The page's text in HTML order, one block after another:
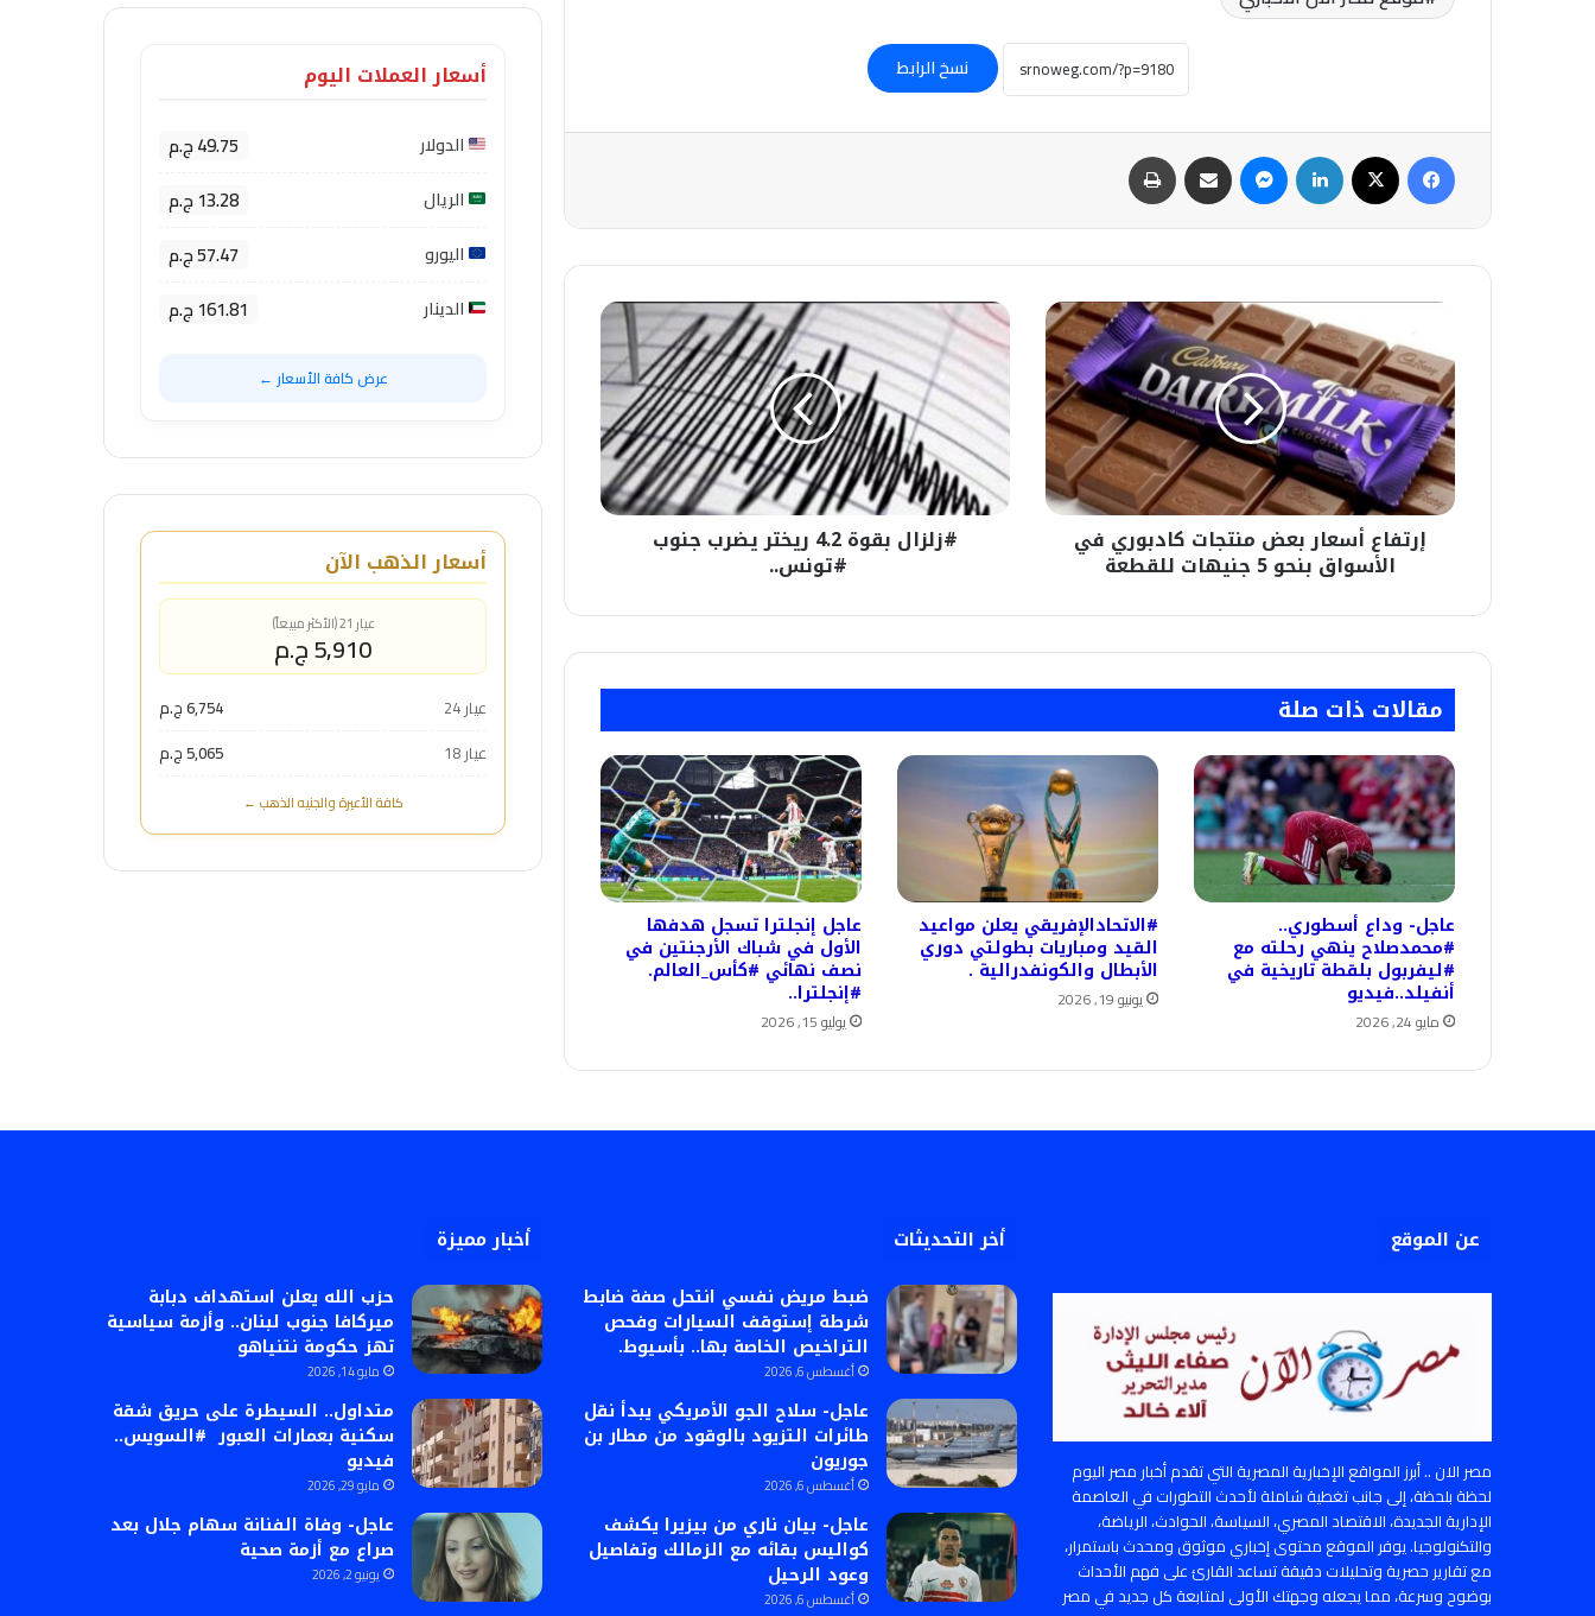
نسخ الرابط
فيسبوك لينكدإن ماسنجر مشاركة عبر البريد
إرتفاع
بعض
منتجات
كادبوري
في
الأسواق
بنحو
5
جنيهات
للقطعة
إرتفاع أسعار بعض منتجات كادبوري في
الأسواق بنحو 5 جنيهات للقطعة
#زلزال
بقوة
4.2
ريختر
يضرب
جنوب
#تونس..
#زلزال بقوة 4.2 ريختر يضرب جنوب
#تونس..
مقالات ذات صلة
عاجل- وداع أسطوري..
#محمدصلاح ينهي رحلته مع
#ليفربول بلقطة تاريخية في
أنفيلد..فيديو
مايو 24, 2026
#الاتحادالإفريقي يعلن مواعيد
القيد ومباريات بطولتي دوري
الأبطال والكونفدرالية .
يونيو 19, 2026
عاجل إنجلترا تسجل هدفها
الأول في شباك الأرجنتين في
نصف نهائي #كأس_العالم.
#إنجلترا..
يوليو 15, 2026
أسعار العملات اليوم
الدولار 49.75 ج.م
الريال 13.28 ج.م
اليورو 57.47 ج.م
الدينار 161.81 ج.م
عرض كافة الأسعار ←
أسعار الذهب الآن
عيار 21 (الأكثر مبيعاً)
5,910 ج.م
عيار 24
6,754 ج.م
عيار 18
5,065 ج.م
كافة الأعيرة والجنيه الذهب ←
عن الموقع
مصر الان .. أبرز المواقع الإخبارية المصرية التي تقدم أخبار مصر اليوم
لحظة بلحظة، إلى جانب تغطية شاملة لأحدث التطورات في العاصمة
الإدارية الجديدة، الاقتصاد المصري، السياسة، الحوادث، الرياضة،
والتكنولوجيا. يوفر الموقع محتوى إخباري موثوق ومحدث باستمرار،
مع تقارير حصرية وتحليلات دقيقة تساعد القارئ على فهم الأحداث
بوضوح وسرعة، مما يجعله وجهتك الأولى لمتابعة كل جديد في مصر
أخر التحديثات
ضبط مريض نفسي انتحل صفة ضابط
شرطة إستوقف السيارات وفحص
التراخيص الخاصة بها.. بأسيوط.
أغسطس 6, 2026
عاجل- سلاح الجو الأمريكي يبدأ نقل
طائرات التزيود بالوقود من مطار بن
جوريون
أغسطس 6, 2026
عاجل- بيان ناري من بيزيرا يكشف
كواليس بقائه مع الزمالك وتفاصيل
وعود الرحيل
أغسطس 6, 2026
أخبار مميزة
حزب الله يعلن استهداف دبابة
ميركافا جنوب لبنان.. وأزمة سياسية
تهز حكومة نتنياهو
مايو 14, 2026
متداول.. السيطرة على حريق شقة
سكنية بعمارات العبور #السويس..
فيديو
مايو 29, 2026
عاجل- وفاة الفنانة سهام جلال بعد
صراع مع أزمة صحية
يونيو 2, 2026